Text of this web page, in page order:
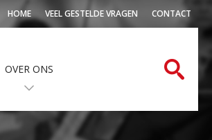
HOME VEEL GESTELDE VRAGEN CONTACT
OVER ONS